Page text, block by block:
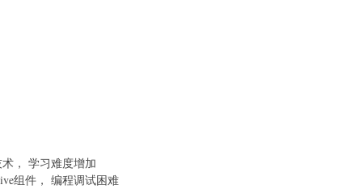
， 学习难度增加
组件， 编程调试困难